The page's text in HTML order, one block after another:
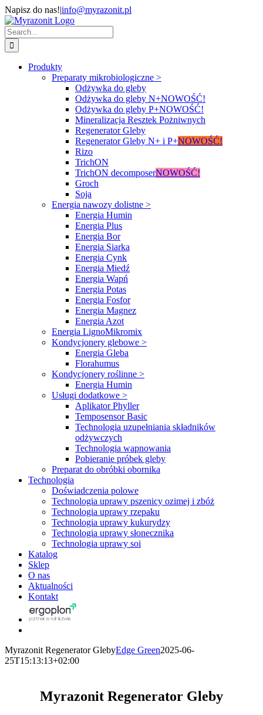
Skip
to
content
Napisz do nas!|info@myrazonit.pl
Facebook
Custom
Search
for:
Produkty
Preparaty mikrobiologiczne >
Odżywka do gleby
Odżywka do gleby N+NOWOŚĆ!
Odżywka do gleby P+NOWOŚĆ!
Mineralizacja Resztek Pożniwnych
Regenerator Gleby
Regenerator Gleby N+ i P+NOWOŚĆ!
Rizo
TrichON
TrichON decomposerNOWOŚĆ!
Groch
Soja
Energia nawozy dolistne >
Energia Humin
Energia Plus
Energia Bor
Energia Siarka
Energia Cynk
Energia Miedź
Energia Wapń
Energia Potas
Energia Fosfor
Energia Magnez
Energia Azot
Energia LignoMikromix
Kondycjonery glebowe >
Energia Gleba
Florahumus
Kondycjonery roślinne >
Energia Humin
Usługi dodatkowe >
Aplikator Phyller
Temposensor Basic
Technologia uzupełniania składników
odżywczych
Technologia wapnowania
Pobieranie próbek gleby
Preparat do obróbki obornika
Technologia
Doświadczenia polowe
Technologia uprawy pszenicy ozimej i zbóż
Technologia uprawy rzepaku
Technologia uprawy kukurydzy
Technologia uprawy słonecznika
Technologia uprawy soi
Katalog
Sklep
O nas
Aktualności
Kontakt
Myrazonit Regenerator GlebyEdge Green2025-06-
25T15:13:13+02:00
Myrazonit Regenerator Gleby